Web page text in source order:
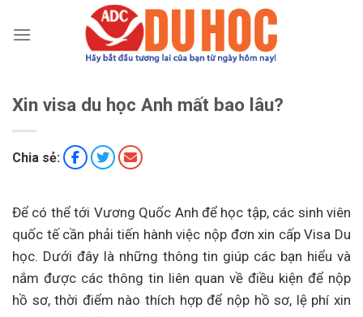
đến
Xin visa du học Anh mất bao lâu?
Chia sẻ:
Để có thể tới Vương Quốc Anh để học tập, các sinh viên
quốc tế cần phải tiến hành việc nộp đơn xin cấp Visa Du
học. Dưới đây là những thông tin giúp các bạn hiểu và
nắm được các thông tin liên quan về điều kiện để nộp
hồ sơ, thời điểm nào thích hợp để nộp hồ sơ, lệ phí xin